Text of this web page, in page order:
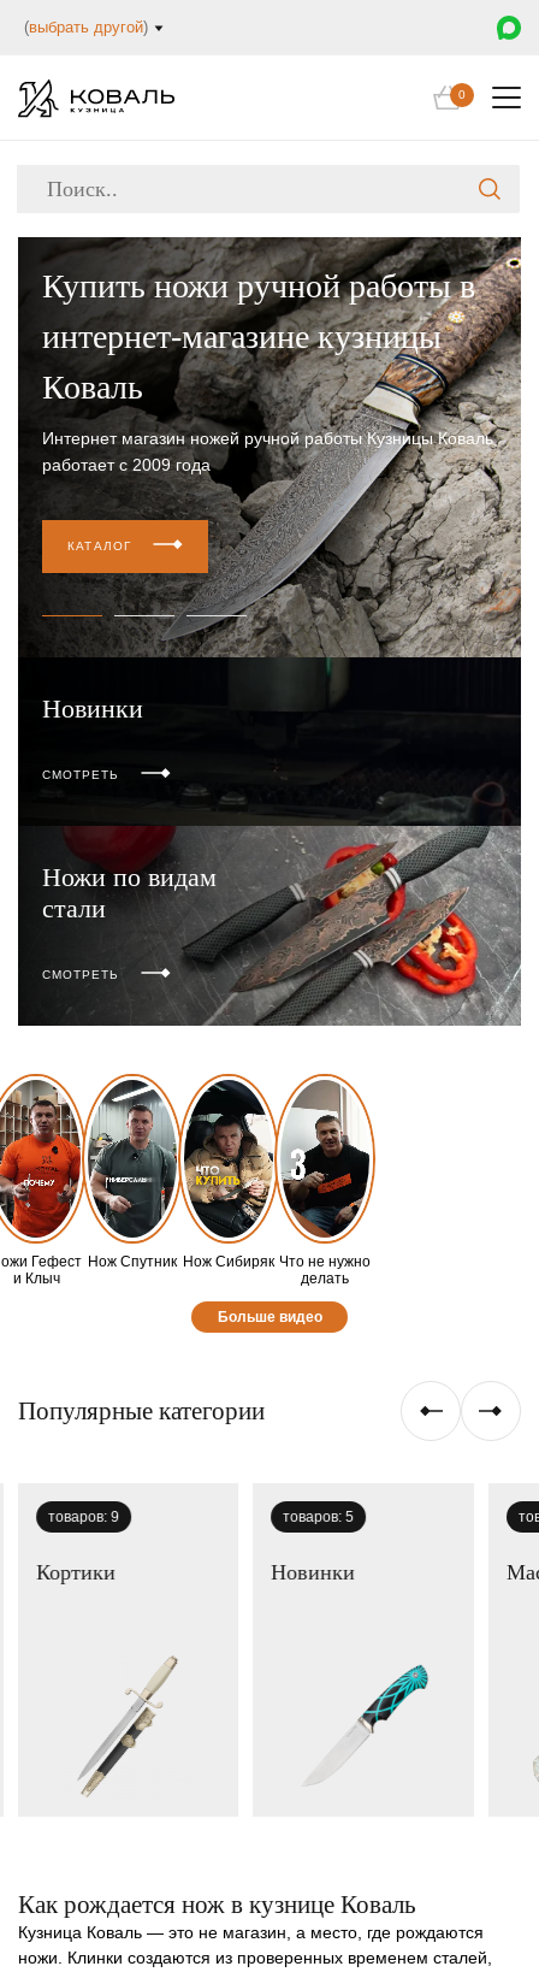
(выбрать другой)
0
Купить ножи ручной работы в
интернет-магазине кузницы
Коваль
Интернет магазин ножей ручной работы Кузницы Коваль
работает с 2009 года
КАТАЛОГ
Новинки
СМОТРЕТЬ
Ножи по видам
стали
СМОТРЕТЬ
Гефест
и Клыч
Нож Спутник Нож Сибиряк Что не нужно
делать
Больше видео
Популярные категории
товаров: 9
Кортики
товаров:5
Новинки
Как рождается нож в кузнице Коваль
Кузница Коваль — это не магазин, а место, где рождаются
ножи. Клинки создаются из проверенных временем сталей,